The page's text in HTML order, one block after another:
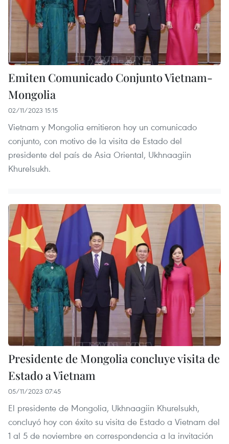
Emiten Comunicado Conjunto Vietnam-
Mongolia
02/11/2023 15:15
Vietnam y Mongolia emitieron hoy un comunicado
conjunto, con motivo de la visita de Estado del
presidente del país de Asia Oriental, Ukhnaagiin
Khurelsukh.
Presidente de Mongolia concluye visita de
Estado a Vietnam
05/11/2023 07:45
El presidente de Mongolia, Ukhnaagiin Khurelsukh,
concluyó hoy con éxito su visita de Estado a Vietnam del
1 al 5 de noviembre en correspondencia a la invitación